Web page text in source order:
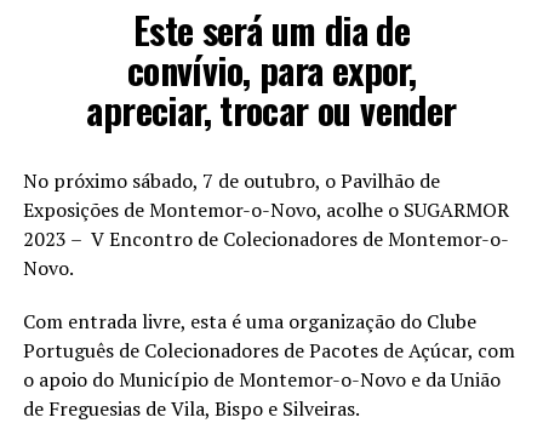
Este será um dia de
convívio, para expor,
apreciar, trocar ou vender
No próximo sábado, 7 de outubro, o Pavilhão de
Exposições de Montemor-o-Novo, acolhe o SUGARMOR
2023 – V Encontro de Colecionadores de Montemor-o-
Novo.
Com entrada livre, esta é uma organização do Clube
Português de Colecionadores de Pacotes de Açúcar, com
o apoio do Município de Montemor-o-Novo e da União
de Freguesias de Vila, Bispo e Silveiras.